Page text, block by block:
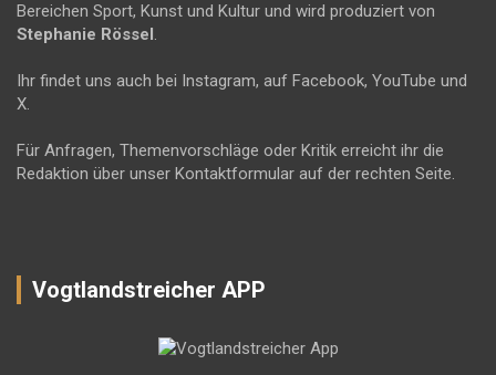
Bereichen Sport, Kunst und Kultur und wird produziert von
Stephanie Rössel.
Ihr findet uns auch bei Instagram, auf Facebook, YouTube und
X.
Für Anfragen, Themenvorschläge oder Kritik erreicht ihr die
Redaktion über unser Kontaktformular auf der rechten Seite.
Vogtlandstreicher APP